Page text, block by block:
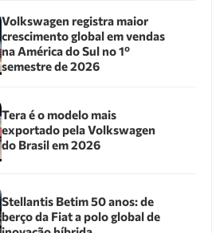
Volkswagen registra maior
crescimento global em vendas
na América do Sul no 1º
semestre de 2026
Tera é o modelo mais
exportado pela Volkswagen
do Brasil em 2026
Stellantis Betim 50 anos: de
berço da Fiat a polo global de